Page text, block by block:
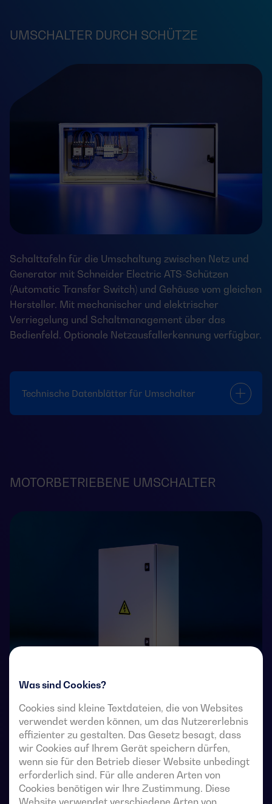
Was sind Cookies?
Cookies sind kleine Textdateien, die von Websites
verwendet werden können, um das Nutzererlebnis
effizienter zu gestalten. Das Gesetz besagt, dass
wir Cookies auf Ihrem Gerät speichern dürfen,
wenn sie für den Betrieb dieser Website unbedingt
erforderlich sind. Für alle anderen Arten von
Cookies benötigen wir Ihre Zustimmung. Diese
Website verwendet verschiedene Arten von
UMSCHALTER DURCH SCHÜTZE
Schalttafeln für die Umschaltung zwischen Netz und
Generator mit Schneider Electric ATS-Schützen
(Automatic Transfer Switch) und Gehäuse vom gleichen
Hersteller. Mit mechanischer und elektrischer
Verriegelung und Schaltmanagement über das
Bedienfeld. Optionale Netzausfallerkennung verfügbar.
Technische Datenblätter für Umschalter
MOTORBETRIEBENE UMSCHALTER
4-polige, ferngesteuerte Umschalter mit voll sichtbarer
Unterbrechung. Sie ermöglichen die Lastumschaltung
von zwei Drehstromquellen über potentialfreie
Fernkontakte von einer externen automatischen
Steuerung mit Impulslogik oder einem Schalter.
Sie sind für den Einsatz in Niederspannungs-